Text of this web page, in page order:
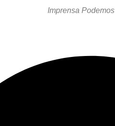
Imprensa Podemos